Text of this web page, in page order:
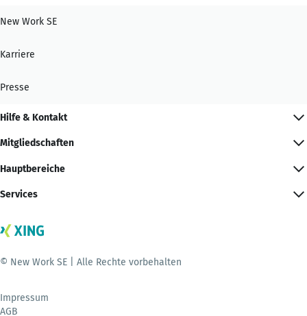
New Work SE
Karriere
Presse
Hilfe & Kontakt
Mitgliedschaften
Hauptbereiche
Services
© New Work SE | Alle Rechte vorbehalten
Impressum
AGB